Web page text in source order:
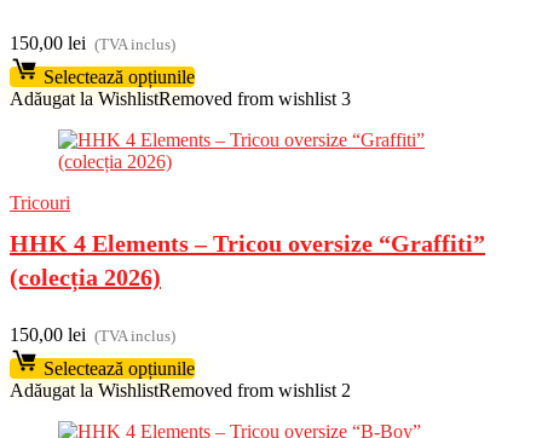
150,00 lei (TVA inclus)
Selectează opțiunile
Adăugat la WishlistRemoved from wishlist 3
Tricouri
HHK 4 Elements – Tricou oversize “Graffiti”
(colecția 2026)
150,00 lei (TVA inclus)
Selectează opțiunile
Adăugat la WishlistRemoved from wishlist 2